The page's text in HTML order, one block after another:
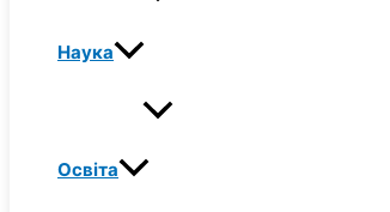
Наука
Освіта